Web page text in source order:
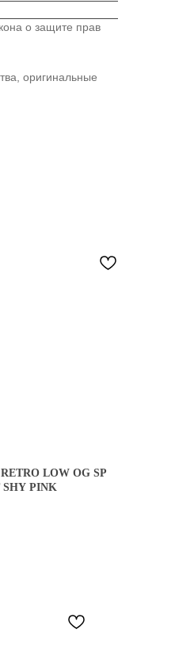
о защите прав
оригинальные
LOW OG SP
SHY PINK